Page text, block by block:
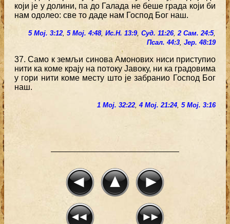
који је у долини, па до Галада не беше града који би
нам одолео: све то даде нам Господ Бог наш.
5 Мој. 3:12, 5 Мој. 4:48, Ис.Н. 13:9, Суд. 11:26,2 Сам. 24:5,
Псал. 44:3, Јер. 48:19
37. Само к земљи синова Амонових ниси приступио
нити ка коме крају на потоку Јавоку, ни ка градовима
у гори нити коме месту што је забранио Господ Бог
наш.
1 Мој. 32:22, 4 Мој. 21:24, 5 Мој. 3:16